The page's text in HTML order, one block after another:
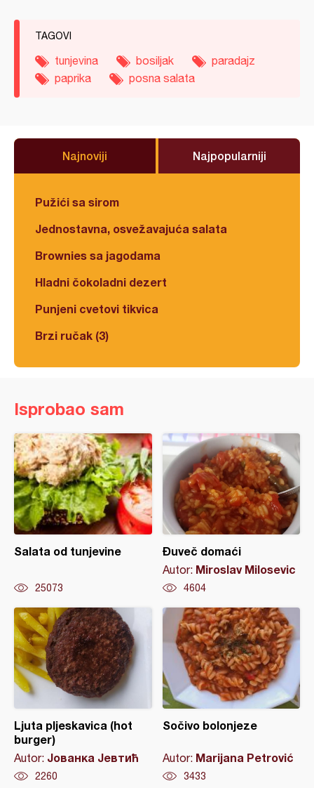
TAGOVI
tunjevina bosiljak
paradajz
paprika
posna salata
Najnoviji Najpopularniji
Pužići sa sirom
Jednostavna, osvežavajuća salata
Brownies sa jagodama
Hladni čokoladni dezert
Punjeni cvetovi tikvica
Brzi ručak (3)
Isprobao sam
Salata od tunjevine
25073
Đuveč domaći
Autor: Miroslav Milosevic
4604
Ljuta pljeskavica (hot
burger)
Autor: Јованка Јевтић
2260
Sočivo bolonjeze
Autor: Marijana Petrović
3433